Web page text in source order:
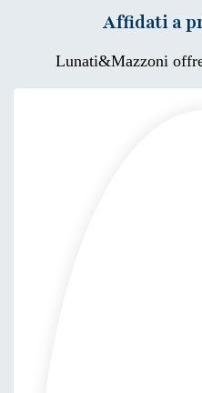
Affidati a
Lunati&Mazzoni